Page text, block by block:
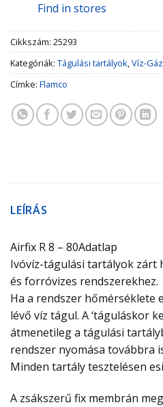
Find in stores
Cikkszám: 25293
Kategóriák: Tágulási tartályok,Víz-
Címke: Flamco
LEÍRÁS
Airfix R 8 – 80Adatlap
Ivóvíz-tágulási tartályok zárt
és forróvizes rendszerekhez.
Ha a rendszer hőmérséklete
lévő víz tágul. A ‘táguláskor
átmenetileg a tágulási
rendszer nyomása továbbra
Minden tartály tesztelésen
A zsákszerű fix membrán